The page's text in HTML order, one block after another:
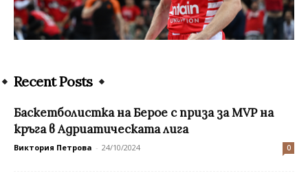
Recent Posts
Баскетболистка на Берое с приза за MVP на
кръга в Адриатическата лига
Виктория Петрова - 24/10/2024 0